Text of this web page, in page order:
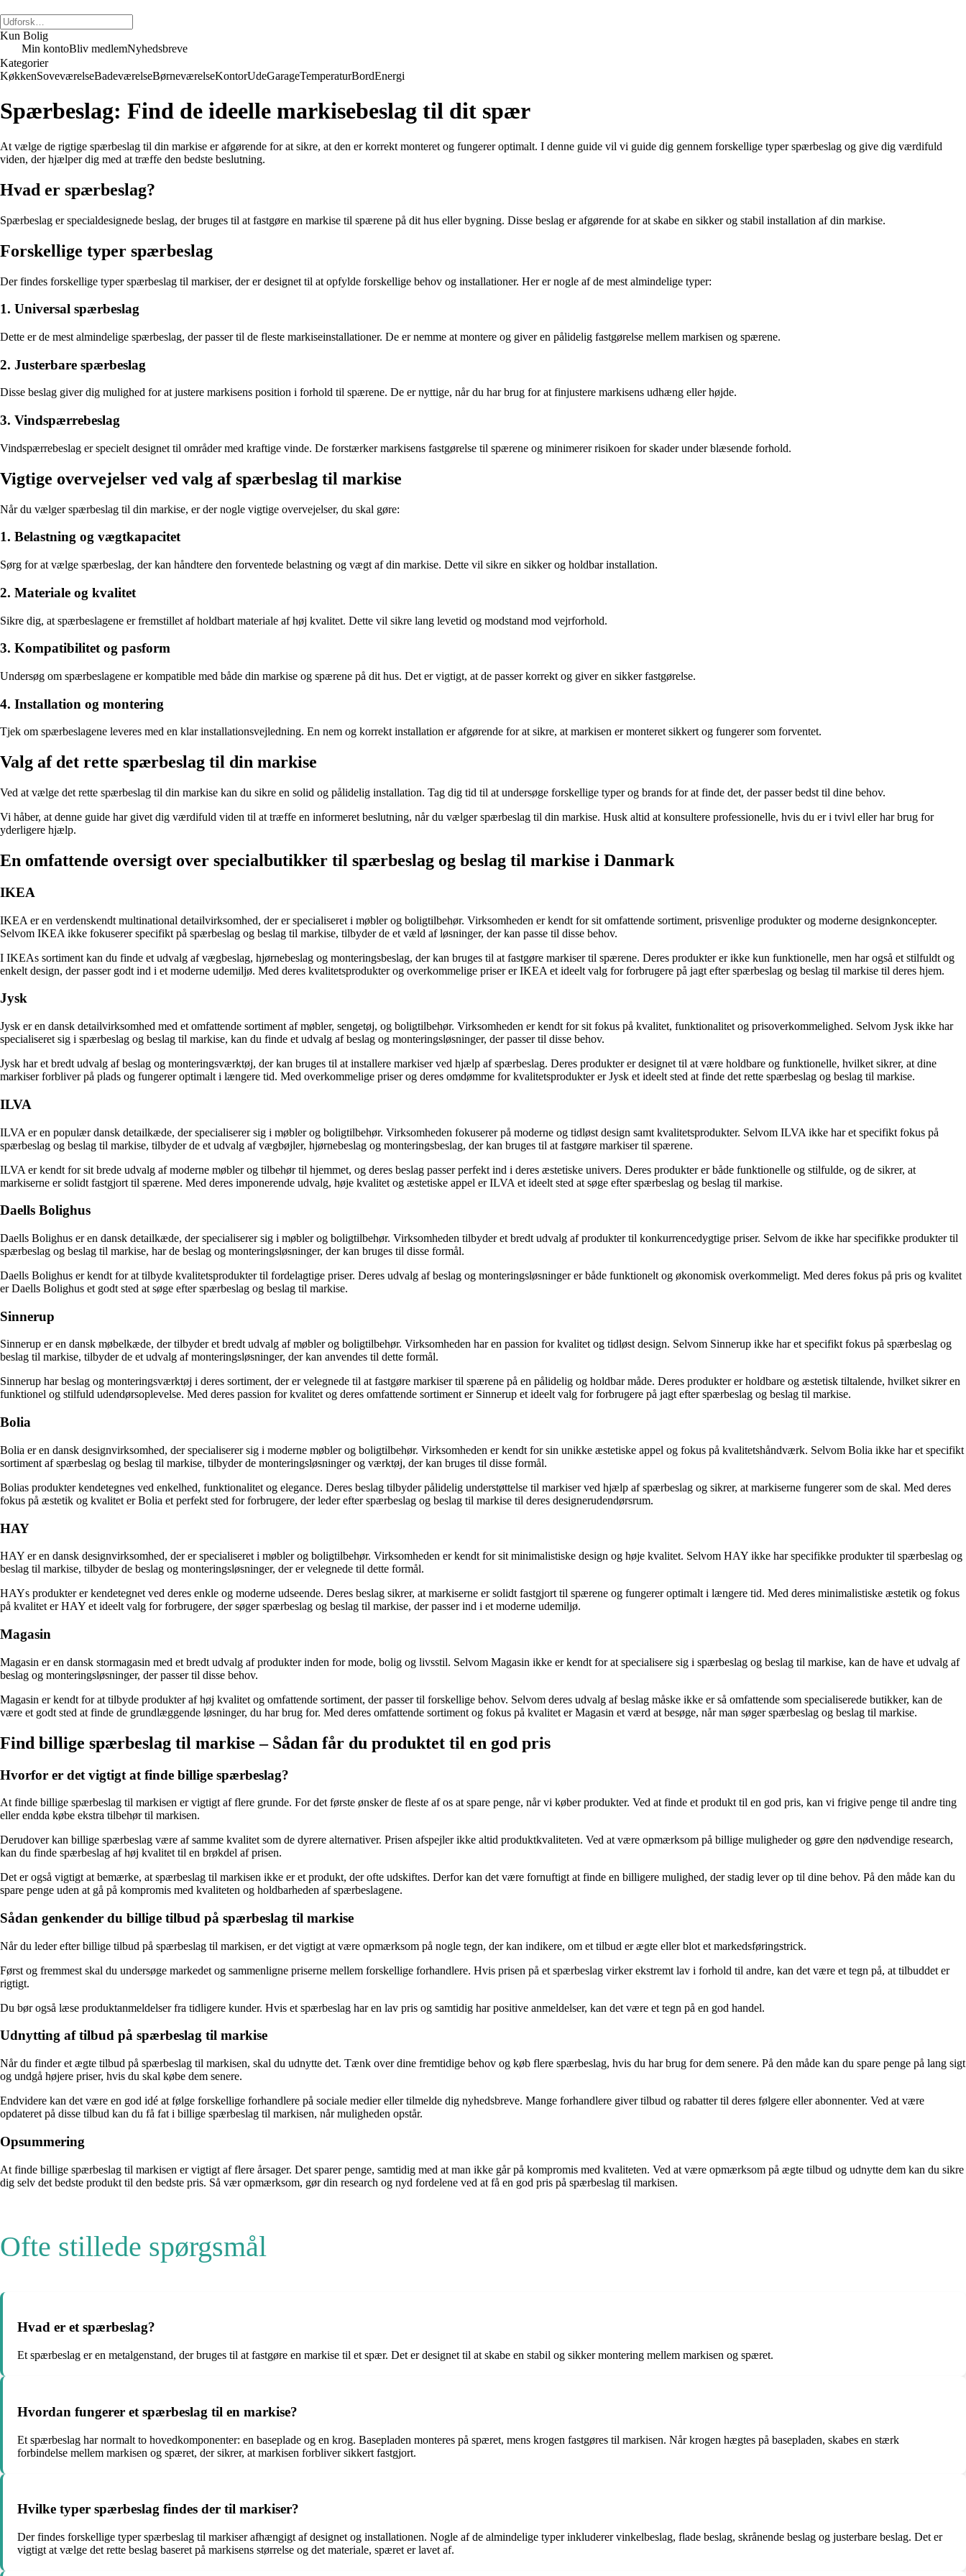
Kun Bolig
Min kontoBliv medlemNyhedsbreve
Kategorier
KøkkenSoveværelseBadeværelseBørneværelseKontorUdeGarageTemperaturBordEnergi
Spærbeslag: Find de ideelle markisebeslag til dit spær
At vælge de rigtige spærbeslag til din markise er afgørende for at sikre, at den er korrekt monteret og fungerer optimalt. I denne guide vil vi guide dig gennem forskellige typer spærbeslag og give dig værdifuld
viden, der hjælper dig med at træffe den bedste beslutning.
Hvad er spærbeslag?
Spærbeslag er specialdesignede beslag, der bruges til at fastgøre en markise til spærene på dit hus eller bygning. Disse beslag er afgørende for at skabe en sikker og stabil installation af din markise.
Forskellige typer spærbeslag
Der findes forskellige typer spærbeslag til markiser, der er designet til at opfylde forskellige behov og installationer. Her er nogle af de mest almindelige typer:
1. Universal spærbeslag
Dette er de mest almindelige spærbeslag, der passer til de fleste markiseinstallationer. De er nemme at montere og giver en pålidelig fastgørelse mellem markisen og spærene.
2. Justerbare spærbeslag
Disse beslag giver dig mulighed for at justere markisens position i forhold til spærene. De er nyttige, når du har brug for at finjustere markisens udhæng eller højde.
3. Vindspærrebeslag
Vindspærrebeslag er specielt designet til områder med kraftige vinde. De forstærker markisens fastgørelse til spærene og minimerer risikoen for skader under blæsende forhold.
Vigtige overvejelser ved valg af spærbeslag til markise
Når du vælger spærbeslag til din markise, er der nogle vigtige overvejelser, du skal gøre:
1. Belastning og vægtkapacitet
Sørg for at vælge spærbeslag, der kan håndtere den forventede belastning og vægt af din markise. Dette vil sikre en sikker og holdbar installation.
2. Materiale og kvalitet
Sikre dig, at spærbeslagene er fremstillet af holdbart materiale af høj kvalitet. Dette vil sikre lang levetid og modstand mod vejrforhold.
3. Kompatibilitet og pasform
Undersøg om spærbeslagene er kompatible med både din markise og spærene på dit hus. Det er vigtigt, at de passer korrekt og giver en sikker fastgørelse.
4. Installation og montering
Tjek om spærbeslagene leveres med en klar installationsvejledning. En nem og korrekt installation er afgørende for at sikre, at markisen er monteret sikkert og fungerer som forventet.
Valg af det rette spærbeslag til din markise
Ved at vælge det rette spærbeslag til din markise kan du sikre en solid og pålidelig installation. Tag dig tid til at undersøge forskellige typer og brands for at finde det, der passer bedst til dine behov.
Vi håber, at denne guide har givet dig værdifuld viden til at træffe en informeret beslutning, når du vælger spærbeslag til din markise. Husk altid at konsultere professionelle, hvis du er i tvivl eller har brug for
yderligere hjælp.
En omfattende oversigt over specialbutikker til spærbeslag og beslag til markise i Danmark
IKEA
IKEA er en verdenskendt multinational detailvirksomhed, der er specialiseret i møbler og boligtilbehør. Virksomheden er kendt for sit omfattende sortiment, prisvenlige produkter og moderne designkoncepter.
Selvom IKEA ikke fokuserer specifikt på spærbeslag og beslag til markise, tilbyder de et væld af løsninger, der kan passe til disse behov.
I IKEAs sortiment kan du finde et udvalg af vægbeslag, hjørnebeslag og monteringsbeslag, der kan bruges til at fastgøre markiser til spærene. Deres produkter er ikke kun funktionelle, men har også et stilfuldt og
enkelt design, der passer godt ind i et moderne udemiljø. Med deres kvalitetsprodukter og overkommelige priser er IKEA et ideelt valg for forbrugere på jagt efter spærbeslag og beslag til markise til deres hjem.
Jysk
Jysk er en dansk detailvirksomhed med et omfattende sortiment af møbler, sengetøj, og boligtilbehør. Virksomheden er kendt for sit fokus på kvalitet, funktionalitet og prisoverkommelighed. Selvom Jysk ikke har
specialiseret sig i spærbeslag og beslag til markise, kan du finde et udvalg af beslag og monteringsløsninger, der passer til disse behov.
Jysk har et bredt udvalg af beslag og monteringsværktøj, der kan bruges til at installere markiser ved hjælp af spærbeslag. Deres produkter er designet til at være holdbare og funktionelle, hvilket sikrer, at dine
markiser forbliver på plads og fungerer optimalt i længere tid. Med overkommelige priser og deres omdømme for kvalitetsprodukter er Jysk et ideelt sted at finde det rette spærbeslag og beslag til markise.
ILVA
ILVA er en populær dansk detailkæde, der specialiserer sig i møbler og boligtilbehør. Virksomheden fokuserer på moderne og tidløst design samt kvalitetsprodukter. Selvom ILVA ikke har et specifikt fokus på
spærbeslag og beslag til markise, tilbyder de et udvalg af vægbøjler, hjørnebeslag og monteringsbeslag, der kan bruges til at fastgøre markiser til spærene.
ILVA er kendt for sit brede udvalg af moderne møbler og tilbehør til hjemmet, og deres beslag passer perfekt ind i deres æstetiske univers. Deres produkter er både funktionelle og stilfulde, og de sikrer, at
markiserne er solidt fastgjort til spærene. Med deres imponerende udvalg, høje kvalitet og æstetiske appel er ILVA et ideelt sted at søge efter spærbeslag og beslag til markise.
Daells Bolighus
Daells Bolighus er en dansk detailkæde, der specialiserer sig i møbler og boligtilbehør. Virksomheden tilbyder et bredt udvalg af produkter til konkurrencedygtige priser. Selvom de ikke har specifikke produkter til
spærbeslag og beslag til markise, har de beslag og monteringsløsninger, der kan bruges til disse formål.
Daells Bolighus er kendt for at tilbyde kvalitetsprodukter til fordelagtige priser. Deres udvalg af beslag og monteringsløsninger er både funktionelt og økonomisk overkommeligt. Med deres fokus på pris og kvalitet
er Daells Bolighus et godt sted at søge efter spærbeslag og beslag til markise.
Sinnerup
Sinnerup er en dansk møbelkæde, der tilbyder et bredt udvalg af møbler og boligtilbehør. Virksomheden har en passion for kvalitet og tidløst design. Selvom Sinnerup ikke har et specifikt fokus på spærbeslag og
beslag til markise, tilbyder de et udvalg af monteringsløsninger, der kan anvendes til dette formål.
Sinnerup har beslag og monteringsværktøj i deres sortiment, der er velegnede til at fastgøre markiser til spærene på en pålidelig og holdbar måde. Deres produkter er holdbare og æstetisk tiltalende, hvilket sikrer en
funktionel og stilfuld udendørsoplevelse. Med deres passion for kvalitet og deres omfattende sortiment er Sinnerup et ideelt valg for forbrugere på jagt efter spærbeslag og beslag til markise.
Bolia
Bolia er en dansk designvirksomhed, der specialiserer sig i moderne møbler og boligtilbehør. Virksomheden er kendt for sin unikke æstetiske appel og fokus på kvalitetshåndværk. Selvom Bolia ikke har et specifikt
sortiment af spærbeslag og beslag til markise, tilbyder de monteringsløsninger og værktøj, der kan bruges til disse formål.
Bolias produkter kendetegnes ved enkelhed, funktionalitet og elegance. Deres beslag tilbyder pålidelig understøttelse til markiser ved hjælp af spærbeslag og sikrer, at markiserne fungerer som de skal. Med deres
fokus på æstetik og kvalitet er Bolia et perfekt sted for forbrugere, der leder efter spærbeslag og beslag til markise til deres designerudendørsrum.
HAY
HAY er en dansk designvirksomhed, der er specialiseret i møbler og boligtilbehør. Virksomheden er kendt for sit minimalistiske design og høje kvalitet. Selvom HAY ikke har specifikke produkter til spærbeslag og
beslag til markise, tilbyder de beslag og monteringsløsninger, der er velegnede til dette formål.
HAYs produkter er kendetegnet ved deres enkle og moderne udseende. Deres beslag sikrer, at markiserne er solidt fastgjort til spærene og fungerer optimalt i længere tid. Med deres minimalistiske æstetik og fokus
på kvalitet er HAY et ideelt valg for forbrugere, der søger spærbeslag og beslag til markise, der passer ind i et moderne udemiljø.
Magasin
Magasin er en dansk stormagasin med et bredt udvalg af produkter inden for mode, bolig og livsstil. Selvom Magasin ikke er kendt for at specialisere sig i spærbeslag og beslag til markise, kan de have et udvalg af
beslag og monteringsløsninger, der passer til disse behov.
Magasin er kendt for at tilbyde produkter af høj kvalitet og omfattende sortiment, der passer til forskellige behov. Selvom deres udvalg af beslag måske ikke er så omfattende som specialiserede butikker, kan de
være et godt sted at finde de grundlæggende løsninger, du har brug for. Med deres omfattende sortiment og fokus på kvalitet er Magasin et værd at besøge, når man søger spærbeslag og beslag til markise.
Find billige spærbeslag til markise – Sådan får du produktet til en god pris
Hvorfor er det vigtigt at finde billige spærbeslag?
At finde billige spærbeslag til markisen er vigtigt af flere grunde. For det første ønsker de fleste af os at spare penge, når vi køber produkter. Ved at finde et produkt til en god pris, kan vi frigive penge til andre ting
eller endda købe ekstra tilbehør til markisen.
Derudover kan billige spærbeslag være af samme kvalitet som de dyrere alternativer. Prisen afspejler ikke altid produktkvaliteten. Ved at være opmærksom på billige muligheder og gøre den nødvendige research,
kan du finde spærbeslag af høj kvalitet til en brøkdel af prisen.
Det er også vigtigt at bemærke, at spærbeslag til markisen ikke er et produkt, der ofte udskiftes. Derfor kan det være fornuftigt at finde en billigere mulighed, der stadig lever op til dine behov. På den måde kan du
spare penge uden at gå på kompromis med kvaliteten og holdbarheden af spærbeslagene.
Sådan genkender du billige tilbud på spærbeslag til markise
Når du leder efter billige tilbud på spærbeslag til markisen, er det vigtigt at være opmærksom på nogle tegn, der kan indikere, om et tilbud er ægte eller blot et markedsføringstrick.
Først og fremmest skal du undersøge markedet og sammenligne priserne mellem forskellige forhandlere. Hvis prisen på et spærbeslag virker ekstremt lav i forhold til andre, kan det være et tegn på, at tilbuddet er
rigtigt.
Du bør også læse produktanmeldelser fra tidligere kunder. Hvis et spærbeslag har en lav pris og samtidig har positive anmeldelser, kan det være et tegn på en god handel.
Udnytting af tilbud på spærbeslag til markise
Når du finder et ægte tilbud på spærbeslag til markisen, skal du udnytte det. Tænk over dine fremtidige behov og køb flere spærbeslag, hvis du har brug for dem senere. På den måde kan du spare penge på lang sigt
og undgå højere priser, hvis du skal købe dem senere.
Endvidere kan det være en god idé at følge forskellige forhandlere på sociale medier eller tilmelde dig nyhedsbreve. Mange forhandlere giver tilbud og rabatter til deres følgere eller abonnenter. Ved at være
opdateret på disse tilbud kan du få fat i billige spærbeslag til markisen, når muligheden opstår.
Opsummering
At finde billige spærbeslag til markisen er vigtigt af flere årsager. Det sparer penge, samtidig med at man ikke går på kompromis med kvaliteten. Ved at være opmærksom på ægte tilbud og udnytte dem kan du sikre
dig selv det bedste produkt til den bedste pris. Så vær opmærksom, gør din research og nyd fordelene ved at få en god pris på spærbeslag til markisen.
Ofte stillede spørgsmål
Hvad er et spærbeslag?
Et spærbeslag er en metalgenstand, der bruges til at fastgøre en markise til et spær. Det er designet til at skabe en stabil og sikker montering mellem markisen og spæret.
Hvordan fungerer et spærbeslag til en markise?
Et spærbeslag har normalt to hovedkomponenter: en baseplade og en krog. Basepladen monteres på spæret, mens krogen fastgøres til markisen. Når krogen hægtes på basepladen, skabes en stærk
forbindelse mellem markisen og spæret, der sikrer, at markisen forbliver sikkert fastgjort.
Hvilke typer spærbeslag findes der til markiser?
Der findes forskellige typer spærbeslag til markiser afhængigt af designet og installationen. Nogle af de almindelige typer inkluderer vinkelbeslag, flade beslag, skrånende beslag og justerbare beslag. Det er
vigtigt at vælge det rette beslag baseret på markisens størrelse og det materiale, spæret er lavet af.